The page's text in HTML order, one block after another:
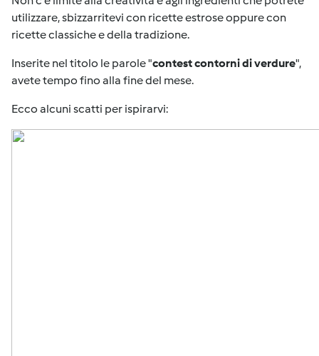
utilizzare, sbizzarritevi con ricette estrose oppure con
ricette classiche e della tradizione.
Inserite nel titolo le parole "contest contorni di verdure",
avete tempo fino alla fine del mese.
Ecco alcuni scatti per ispirarvi: